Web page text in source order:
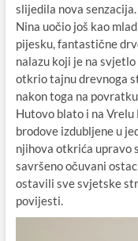
slijedila nova
Nina uočio još kao
pijesku, fantastične
nalazu koji je na
otkrio tajnu drevnoga
nakon toga na
Hutovo blato i na
brodove izdubljene u
njihova otkrića upravo
savršeno očuvani
ostavili sve svjetske
povijesti.